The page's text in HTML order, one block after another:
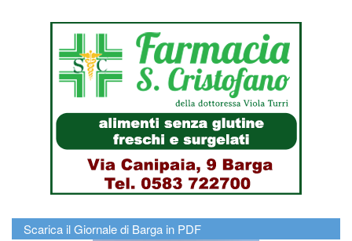
Scarica il Giornale di Barga in PDF